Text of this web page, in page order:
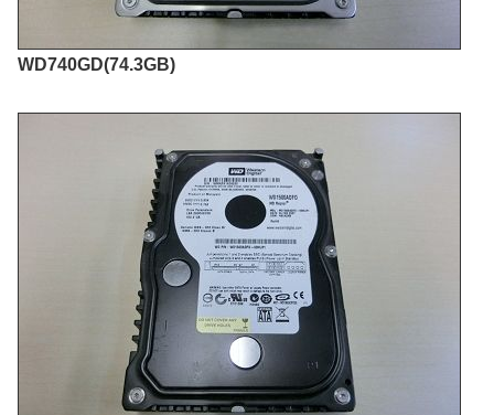
WD740GD(74.3GB)